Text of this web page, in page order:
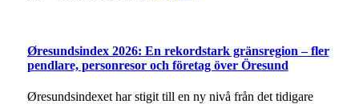
Øresundsindex 2026: En rekordstark gränsregion – fler
pendlare, personresor och företag över Öresund
Øresundsindexet har stigit till en ny nivå från det tidigare